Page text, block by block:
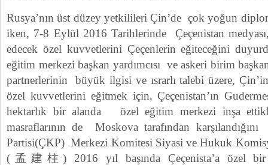
Rusya’nın üst düzey yetkilileri Çin’de çok yoğun
iken, 7-8 Eylül 2016 Tarihlerinde Çeçenistan
edecek özel kuvvetlerini Çeçenlerin eğiteceğini
eğitim merkezi başkan yardımcısı ve askeri birim
partnerlerinin büyük ilgisi ve ısrarlı talebi üzere,
özel kuvvetlerini eğitmek için, Çeçenistan’ın
hektarlık bir alanda özel eğitim merkezi inşa
masraflarının de Moskova tarafından
Partisi(ÇKP) Merkezi Komitesi Siyasi ve Hukuk
(孟建柱) 2016 yıl başında Çeçenista’a özel bir